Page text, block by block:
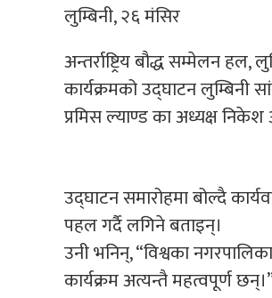
लुम्बिनी, २६ मंसिर
अन्तर्राष्ट्रिय बौद्ध सम्मेलन हल,
कार्यक्रमको उद्घाटन
प्रमिस ल्याण्ड का अध्यक्ष
उद्घाटन समारोहमा बोल्दै
पहल गर्दै लगिने बताइन्।
उनी भनिन्, “विश्वका
कार्यक्रम अत्यन्तै महत्वपूर्ण